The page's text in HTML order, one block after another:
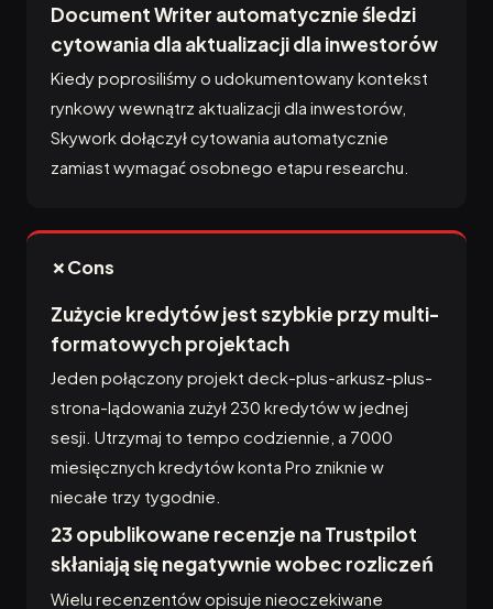
Document Writer automatycznie śledzi
cytowania dla aktualizacji dla inwestorów
Kiedy poprosiliśmy o udokumentowany kontekst
rynkowy wewnątrz aktualizacji dla inwestorów,
Skywork dołączył cytowania automatycznie
zamiast wymagać osobnego etapu researchu.
✗Cons
Zużycie kredytów jest szybkie przy multi-
formatowych projektach
Jeden połączony projekt deck-plus-arkusz-plus-
strona-lądowania zużył 230 kredytów w jednej
sesji. Utrzymaj to tempo codziennie, a 7000
miesięcznych kredytów konta Pro zniknie w
niecałe trzy tygodnie.
23 opublikowane recenzje na Trustpilot
skłaniają się negatywnie wobec rozliczeń
Wielu recenzentów opisuje nieoczekiwane